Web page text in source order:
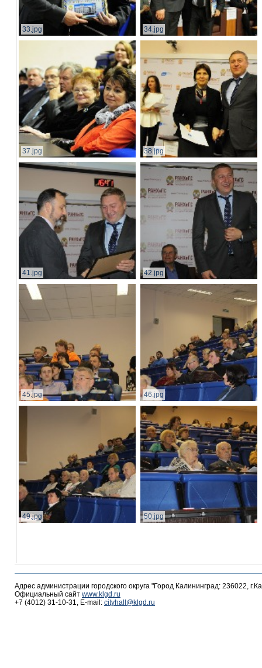
33.jpg 34.jpg
37.jpg 38.jpg
41.jpg 42.jpg
45.jpg 46.jpg
49.jpg 50.jpg
Адрес администрации городского округа "Город Калининград: 236022,
Официальный сайт www.klgd.ru
+7 (4012) 31-10-31, E-mail: cityhall@klgd.ru